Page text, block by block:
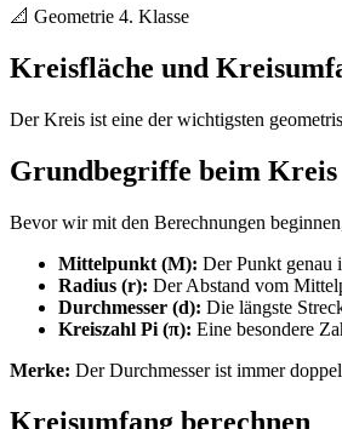
📐 Geometrie 4. Klasse
Kreisfläche und
Der Kreis ist eine der wichtigsten
Grundbegriffe beim Kreis
Bevor wir mit den Berechnungen
Mittelpunkt (M): Der Punkt genau
Radius (r): Der Abstand vom
Durchmesser (d): Die längste
Kreiszahl Pi (π): Eine besondere
Merke: Der Durchmesser ist immer
Kreisumfang berechnen